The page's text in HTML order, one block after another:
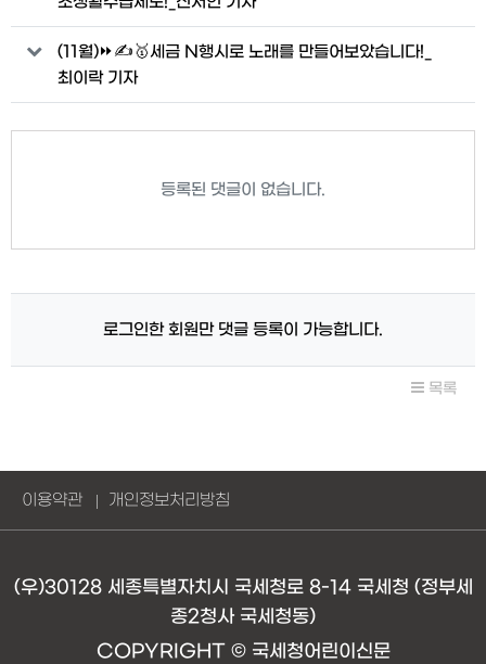
(11월)⏩✍🥇세금 N행시로 노래를 만들어보았습니다!_
최이락 기자
등록된 댓글이 없습니다.
로그인한 회원만 댓글 등록이 가능합니다.
목록
이용약관 개인정보처리방침
(우)30128 세종특별자치시 국세청로 8-14 국세청 (정부세
종2청사 국세청동)
COPYRIGHT © 국세청어린이신문